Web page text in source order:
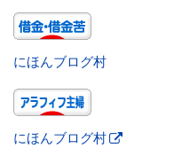
にほんブログ村
にほんブログ村